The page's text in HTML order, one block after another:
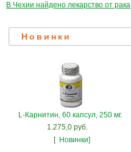
В Чехии найдено лекарство от рака
Новинки
L-Карнитин, 60 капсул, 250 мг.
1.275,0 руб.
[ Новинки]